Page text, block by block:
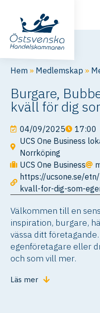
Hem » Medlemskap »
Burgare,
kväll för dig
04/09/2025
17:00
UCS One Business
Norrköping
UCS One Business
https://ucsone.se/
kvall-for-dig-som-
Välkommen till en
inspiration, burgare,
vässa ditt
egenföretagare eller
och som vill mer.
Läs mer